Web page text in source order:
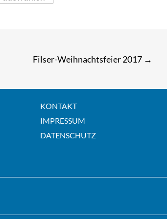
Filser-Weihnachtsfeier 2017 →
KONTAKT
IMPRESSUM
DATENSCHUTZ